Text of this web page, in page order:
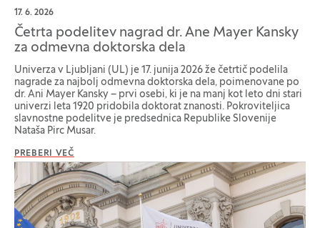
17. 6. 2026
Četrta podelitev nagrad dr. Ane Mayer Kansky
za odmevna doktorska dela
Univerza v Ljubljani (UL) je 17. junija 2026 že četrtič podelila
nagrade za najbolj odmevna doktorska dela, poimenovane po
dr. Ani Mayer Kansky – prvi osebi, ki je na manj kot leto dni stari
univerzi leta 1920 pridobila doktorat znanosti. Pokroviteljica
slavnostne podelitve je predsednica Republike Slovenije
Nataša Pirc Musar.
PREBERI VEČ